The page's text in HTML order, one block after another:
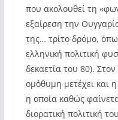
που ακολουθεί τη
εξαίρεση την
της… τρίτο δρόμο,
ελληνική πολιτική
δεκαετία του 80).
ομόθυμη μετέχει και
η οποία καθώς
διορατική πολιτική